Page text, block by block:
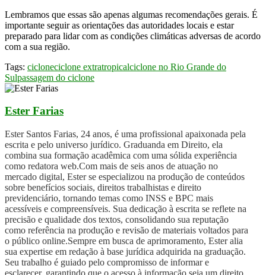
Lembramos que essas são apenas algumas recomendações gerais. É
importante seguir as orientações das autoridades locais e estar
preparado para lidar com as condições climáticas adversas de acordo
com a sua região.
Tags: cicloneciclone extratropicalciclone no Rio Grande do
Sulpassagem do ciclone
Ester Farias
Ester Santos Farias, 24 anos, é uma profissional apaixonada pela
escrita e pelo universo jurídico. Graduanda em Direito, ela
combina sua formação acadêmica com uma sólida experiência
como redatora web.Com mais de seis anos de atuação no
mercado digital, Ester se especializou na produção de conteúdos
sobre benefícios sociais, direitos trabalhistas e direito
previdenciário, tornando temas como INSS e BPC mais
acessíveis e compreensíveis. Sua dedicação à escrita se reflete na
precisão e qualidade dos textos, consolidando sua reputação
como referência na produção e revisão de materiais voltados para
o público online.Sempre em busca de aprimoramento, Ester alia
sua expertise em redação à base jurídica adquirida na graduação.
Seu trabalho é guiado pelo compromisso de informar e
esclarecer, garantindo que o acesso à informação seja um direito